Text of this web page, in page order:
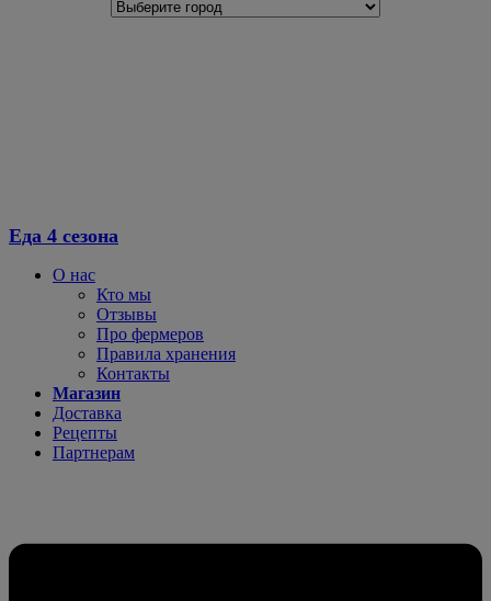
Еда 4 сезона
О нас
Кто мы
Отзывы
Про фермеров
Правила хранения
Контакты
Магазин
Доставка
Рецепты
Партнерам